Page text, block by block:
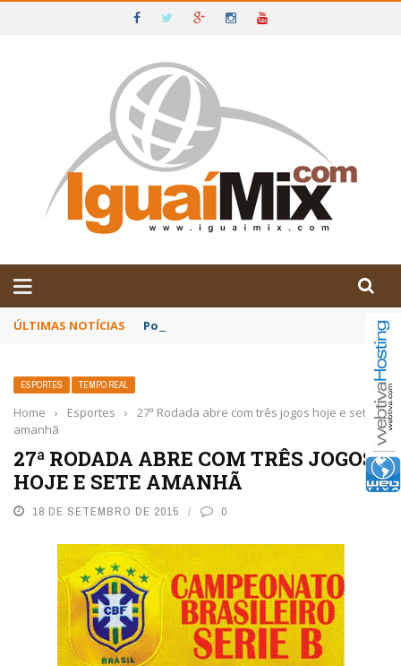
IGUAÍ E SUDOESTE DA BAHIA
ÚLTIMAS NOTÍCIAS Poetas baianos representam o Brasil no
ESPORTES TEMPO REAL
Home › Esportes ›
27ª Rodada abre com três jogos hoje e sete
amanhã
27ª RODADA ABRE COM TRÊS JOGOS
HOJE E SETE AMANHÃ
18 DE SETEMBRO DE 2015 0